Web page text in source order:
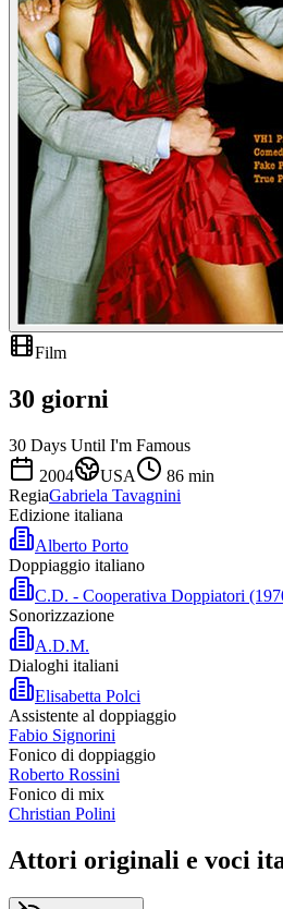
Film
30 giorni
30 Days Until I'm Famous
2004
USA 86 min
RegiaGabriela Tavagnini
Edizione italiana
Alberto Porto
Doppiaggio italiano
C.D. - Cooperativa Doppiatori
Sonorizzazione
A.D.M.
Dialoghi italiani
Elisabetta Polci
Assistente al doppiaggio
Fabio Signorini
Fonico di doppiaggio
Roberto Rossini
Fonico di mix
Christian Polini
Attori originali e voci